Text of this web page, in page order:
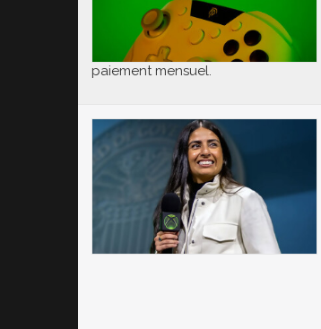
paiement mensuel.